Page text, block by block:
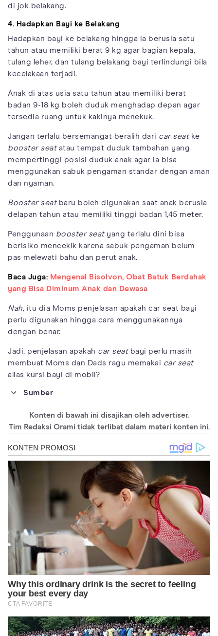
di jok belakang.
4. Hadapkan Bayi ke Belakang
Hadapkan bayi ke belakang hingga ia berusia satu
tahun atau memiliki berat 9 kg agar bagian kepala,
tulang leher, dan tulang belakang bayi terlindungi bila
kecelakaan terjadi.
Anak di atas usia satu tahun atau memiliki berat
badan 9-18 kg boleh duduk menghadap depan agar
tersedia ruang untuk kakinya menekuk.
Jangan terlalu bersemangat beralih dari car seatke
booster seatatau tempat duduk tambahan yang
mempertinggi posisi duduk anak agar ia bisa
menggunakan sabuk pengaman standar dengan aman
dan nyaman.
Booster seatbaru boleh digunakan saat anak berusia
delapan tahun atau memiliki tinggi badan 1,45 meter.
Penggunaan booster seatyang terlalu dini bisa
berisiko mencekik karena sabuk pengaman belum
pas melewati bahu dan perut anak.
Baca Juga: Mengenal Bisolvon, Obat Batuk Berdahak
yang Bisa Diminum Anak dan Dewasa
Nah, itu dia Moms penjelasan apakah car seat bayi
perlu digunakan hingga cara menggunakannya
dengan benar.
Jadi, penjelasan apakah car seatbayi perlu masih
membuat Moms dan Dads ragu memakai car seat
alias kursi bayi di mobil?
Sumber
toddler-health/in-depth/car-seat-safety/art-20043939
https://www.webmd.com/parenting/baby/stay-safe-in-car
https://www.nidirect.gov.uk/articles/child-car-seats-restraints-
and-seat-belts#toc-0
Konten di bawah ini disajikan oleh advertiser.
Tim Redaksi Orami tidak terlibat dalam materi konten ini.